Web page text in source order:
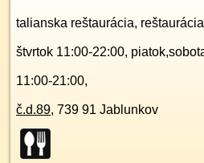
talianska reštaurácia,
štvrtok 11:00-22:00, piatok,sobota 11:00-23:00, nedeľa
11:00-21:00,
č.d.89, 739 91 Jablunkov